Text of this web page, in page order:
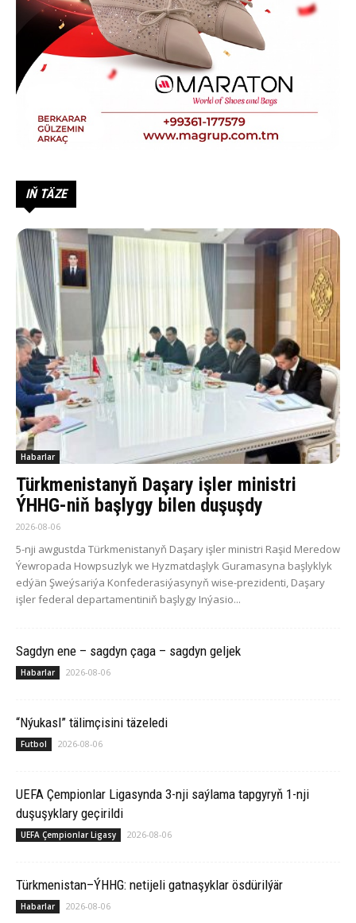
IŇ TÄZE
Habarlar
Türkmenistanyň Daşary işler ministri
ÝHHG-niň başlygy bilen duşuşdy
2026-08-06
5-nji awgustda Türkmenistanyň Daşary işler ministri Raşid Meredow
Ýewropada Howpsuzlyk we Hyzmatdaşlyk Guramasyna başlyklyk
edýän Şweýsariýa Konfederasiýasynyň wise-prezidenti, Daşary
işler federal departamentiniň başlygy Inýasio...
Sagdyn ene – sagdyn çaga – sagdyn geljek
Habarlar 2026-08-06
“Nýukasl” tälimçisini täzeledi
Futbol 2026-08-06
UEFA Çempionlar Ligasynda 3-nji saýlama tapgyryň 1-nji
duşuşyklary geçirildi
UEFA Çempionlar Ligasy 2026-08-06
Türkmenistan–ÝHHG: netijeli gatnaşyklar ösdürilýär
Habarlar 2026-08-06